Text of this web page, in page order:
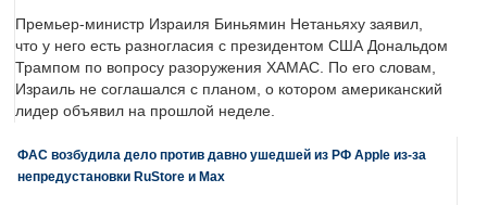
Премьер-министр Израиля Биньямин Нетаньяху заявил,
что у него есть разногласия с президентом США Дональдом
Трампом по вопросу разоружения ХАМАС. По его словам,
Израиль не соглашался с планом, о котором американский
лидер объявил на прошлой неделе.
ФАС возбудила дело против давно ушедшей из РФ Apple из-за
непредустановки RuStore и Max